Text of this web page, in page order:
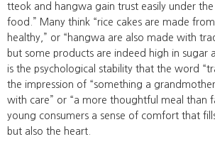
tteok and hangwa gain trust easily under the
food.” Many think “rice cakes are made from
healthy,” or “hangwa are also made with
but some products are indeed high in sugar
is the psychological stability that the word
the impression of “something a
with care” or “a more thoughtful meal than
young consumers a sense of comfort that
but also the heart.